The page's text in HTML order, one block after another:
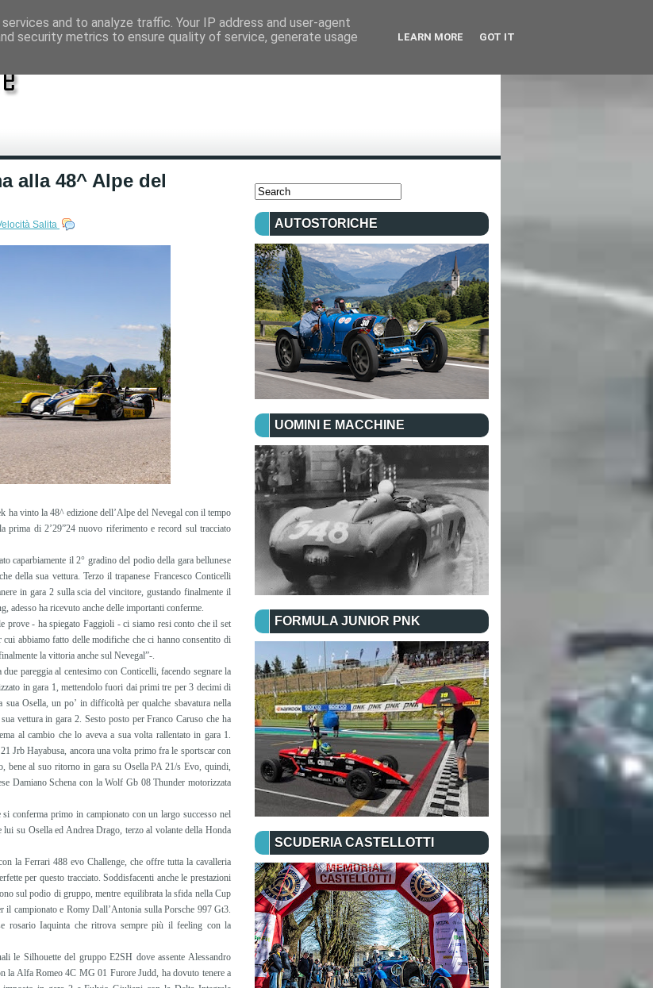
alla 48^ Alpe del
Salita
vinto la 48^ edizione dell’Alpe del Nevegal con il tempo
di 2’29”24 nuovo riferimento e record sul tracciato
caparbiamente il 2° gradino del podio della gara bellunese
della sua vettura. Terzo il trapanese Francesco Conticelli
in gara 2 sulla scia del vincitore, gustando finalmente il
adesso ha ricevuto anche delle importanti conferme.
prove - ha spiegato Faggioli - ci siamo resi conto che il set
abbiamo fatto delle modifiche che ci hanno consentito di
la vittoria anche sul Nevegal”-.
pareggia al centesimo con Conticelli, facendo segnare la
in gara 1, mettendolo fuori dai primi tre per 3 decimi di
Osella, un po’ in difficoltà per qualche sbavatura nella
vettura in gara 2. Sesto posto per Franco Caruso che ha
al cambio che lo aveva a sua volta rallentato in gara 1.
Jrb Hayabusa, ancora una volta primo fra le sportscar con
bene al suo ritorno in gara su Osella PA 21/s Evo, quindi,
Damiano Schena con la Wolf Gb 08 Thunder motorizzata
conferma primo in campionato con un largo successo nel
su Osella ed Andrea Drago, terzo al volante della Honda
la Ferrari 488 evo Challenge, che offre tutta la cavalleria
per questo tracciato. Soddisfacenti anche le prestazioni
sul podio di gruppo, mentre equilibrata la sfida nella Cup
campionato e Romy Dall’Antonia sulla Porsche 997 Gt3.
rosario Iaquinta che ritrova sempre più il feeling con la
le Silhouette del gruppo E2SH dove assente Alessandro
la Alfa Romeo 4C MG 01 Furore Judd, ha dovuto tenere a
AUTOSTORICHE
UOMINI E MACCHINE
FORMULA JUNIOR PNK
SCUDERIA CASTELLOTTI
and to analyze traffic. Your IP address and user-agent
security metrics to ensure quality of service, generate usage
LEARN MORE GOT IT